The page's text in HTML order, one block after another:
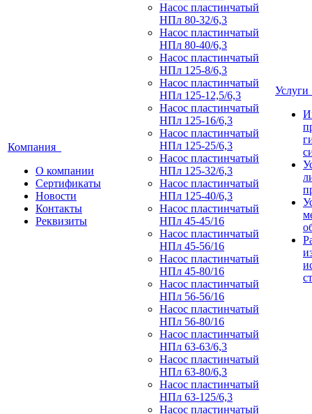
Компания
О компании
Сертификаты
Новости
Контакты
Реквизиты
Насос пластинчатый
НПл 80-32/6,3
Насос пластинчатый
НПл 80-40/6,3
Насос пластинчатый
НПл 125-8/6,3
Насос пластинчатый
НПл 125-12,5/6,3
Насос пластинчатый
НПл 125-16/6,3
Насос пластинчатый
НПл 125-25/6,3
Насос пластинчатый
НПл 125-32/6,3
Насос пластинчатый
НПл 125-40/6,3
Насос пластинчатый
НПл 45-45/16
Насос пластинчатый
НПл 45-56/16
Насос пластинчатый
НПл 45-80/16
Насос пластинчатый
НПл 56-56/16
Насос пластинчатый
НПл 56-80/16
Насос пластинчатый
НПл 63-63/6,3
Насос пластинчатый
НПл 63-80/6,3
Насос пластинчатый
НПл 63-125/6,3
Насос пластинчатый